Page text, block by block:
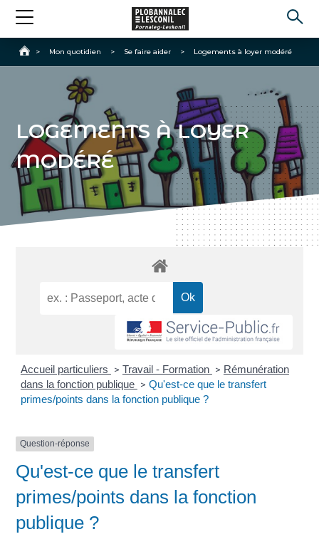
Accueil
> Mon quotidien > Se faire aider > Logements à loyer modéré
LOGEMENTS À LOYER
MODÉRÉ
Accueil particuliers > Travail - Formation > Rémunération
dans la fonction publique > Qu'est-ce que le transfert
primes/points dans la fonction publique ?
Question-réponse
Qu'est-ce que le transfert
primes/points dans la fonction
publique ?